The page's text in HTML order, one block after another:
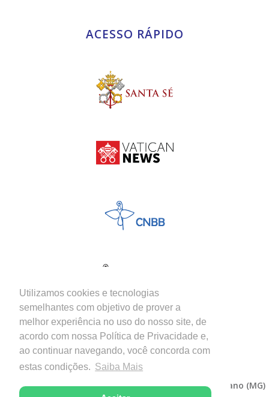
Utilizamos cookies e tecnologias
semelhantes com objetivo de prover a
melhor experiência no uso do nosso site, de
acordo com nossa Política de Privacidade e,
ao continuar navegando, você concorda com
estas condições. Saiba Mais
ACESSO RÁPIDO
Copyright © 2026 - Diocese de Itabira-Coronel Fabriciano (MG)